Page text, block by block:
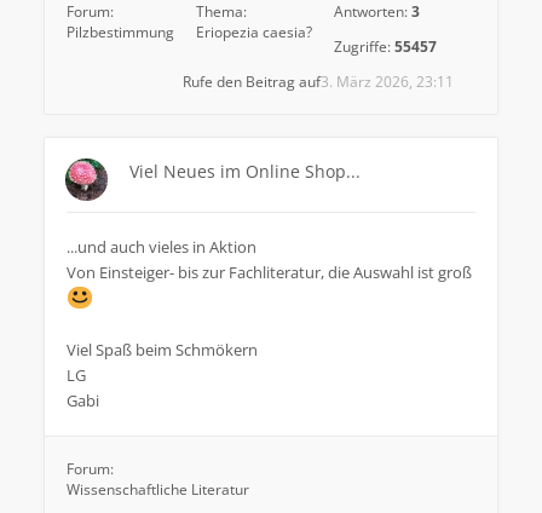
Forum:
Pilzbestimmung
Thema:
Eriopezia caesia?
Antworten:3
Zugriffe:55457
3. März 2026, 23:11
Rufe den Beitrag auf
Viel Neues im Online Shop...
...und auch vieles in Aktion
Von Einsteiger- bis zur Fachliteratur, die Auswahl ist groß
Viel Spaß beim Schmökern
LG
Gabi
Forum:
Wissenschaftliche Literatur